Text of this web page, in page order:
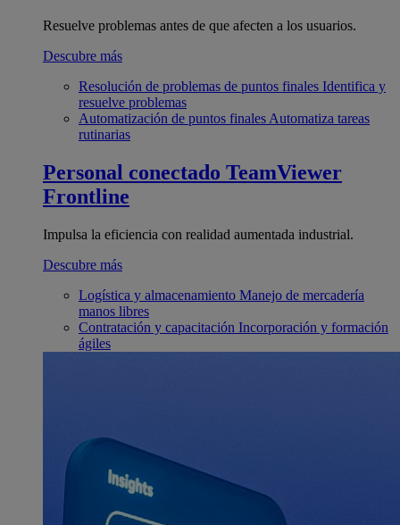
Resuelve problemas antes de que afecten a los usuarios.
Descubre más
Resolución de problemas de puntos finales Identifica y
resuelve problemas
Automatización de puntos finales Automatiza tareas
rutinarias
Personal conectado TeamViewer
Frontline
Impulsa la eficiencia con realidad aumentada industrial.
Descubre más
Logística y almacenamiento Manejo de mercadería
manos libres
Contratación y capacitación Incorporación y formación
ágiles